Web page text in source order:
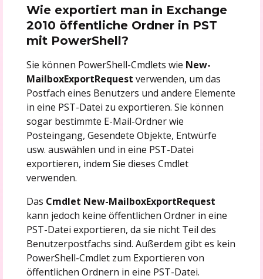
Wie exportiert man in Exchange
2010 öffentliche Ordner in PST
mit PowerShell?
Sie können PowerShell-Cmdlets wie New-
MailboxExportRequest verwenden, um das
Postfach eines Benutzers und andere Elemente
in eine PST-Datei zu exportieren. Sie können
sogar bestimmte E-Mail-Ordner wie
Posteingang, Gesendete Objekte, Entwürfe
usw. auswählen und in eine PST-Datei
exportieren, indem Sie dieses Cmdlet
verwenden.
Das Cmdlet New-MailboxExportRequest
kann jedoch keine öffentlichen Ordner in eine
PST-Datei exportieren, da sie nicht Teil des
Benutzerpostfachs sind. Außerdem gibt es kein
PowerShell-Cmdlet zum Exportieren von
öffentlichen Ordnern in eine PST-Datei.